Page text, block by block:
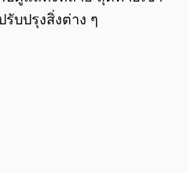
บปรุงสิ่งต่าง ๆ